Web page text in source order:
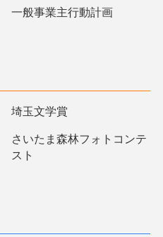
一般事業主行動計画
埼玉文学賞
さいたま森林フォトコンテ
スト